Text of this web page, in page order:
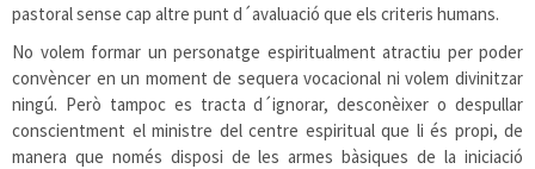
pastoral sense cap altre punt d´avaluació que els criteris humans.
No volem formar un personatge espiritualment atractiu per poder
convèncer en un moment de sequera vocacional ni volem divinitzar
ningú. Però tampoc es tracta d´ignorar, desconèixer o despullar
conscientment el ministre del centre espiritual que li és propi, de
manera que només disposi de les armes bàsiques de la iniciació